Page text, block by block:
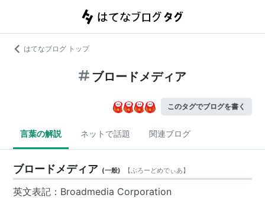
はてなブログ トップ
ブロードメディア
このタグでブログを書く
言葉の解説 ネットで話題 関連ブログ
ブロードメディア (一般) 【ぶろーどめでぃあ】
英文表記：Broadmedia Corporation